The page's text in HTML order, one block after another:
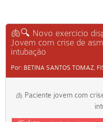
🫁🔍 Novo exercício
Jovem com crise de
intubação
Por: BETINA SANTOS TOMAZ,
🫁 Paciente jovem com